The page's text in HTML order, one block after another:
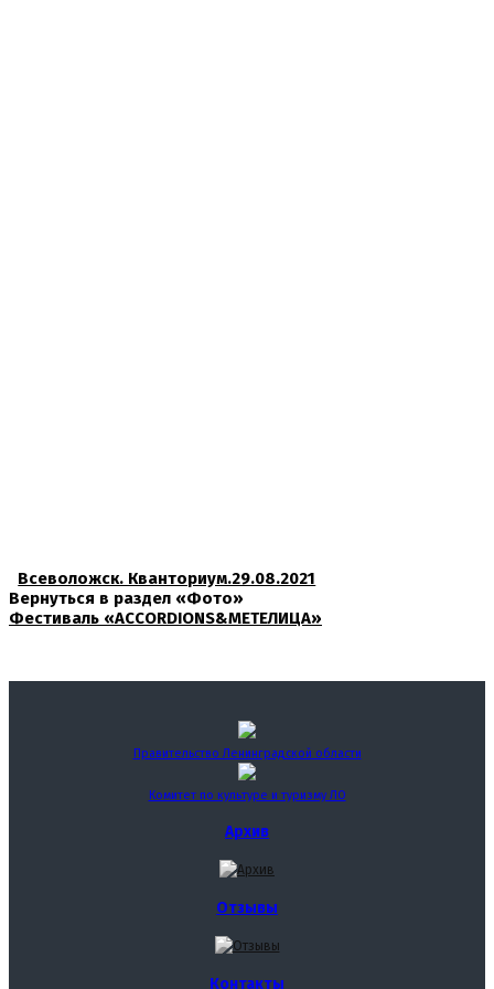
Всеволожск. Кванториум.29.08.2021
Вернуться в раздел «Фото»
Фестиваль «ACCORDIONS&МЕТЕЛИЦА»
Правительство Ленинградской области
Комитет по культуре и туризму ЛО
Архив
Отзывы
Контакты